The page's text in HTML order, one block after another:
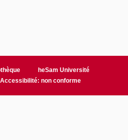
heSam Université
Accessibilité: non conforme